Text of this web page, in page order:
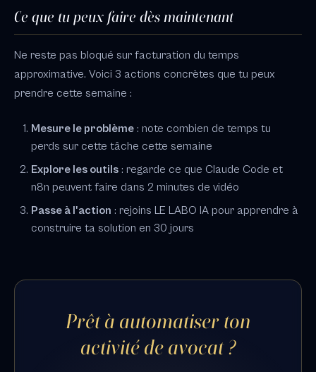
Ce que tu peux faire dès maintenant
Ne reste pas bloqué sur facturation du temps
approximative. Voici 3 actions concrètes que tu peux
prendre cette semaine :
Mesure le problème : note combien de temps tu
perds sur cette tâche cette semaine
Explore les outils : regarde ce que Claude Code et
n8n peuvent faire dans 2 minutes de vidéo
Passe à l'action : rejoins LE LABO IA pour apprendre à
construire ta solution en 30 jours
Prêt à automatiser ton
activité de avocat ?